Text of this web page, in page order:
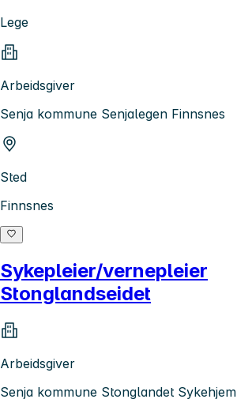
Lege
Arbeidsgiver
Senja kommune Senjalegen Finnsnes
Sted
Finnsnes
Sykepleier/vernepleier
Stonglandseidet
Arbeidsgiver
Senja kommune Stonglandet Sykehjem